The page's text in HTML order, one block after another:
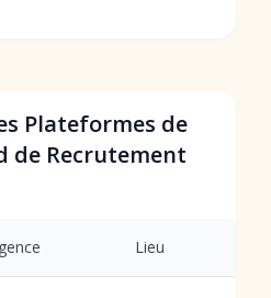
Plateformes de
de Recrutement
Lieu